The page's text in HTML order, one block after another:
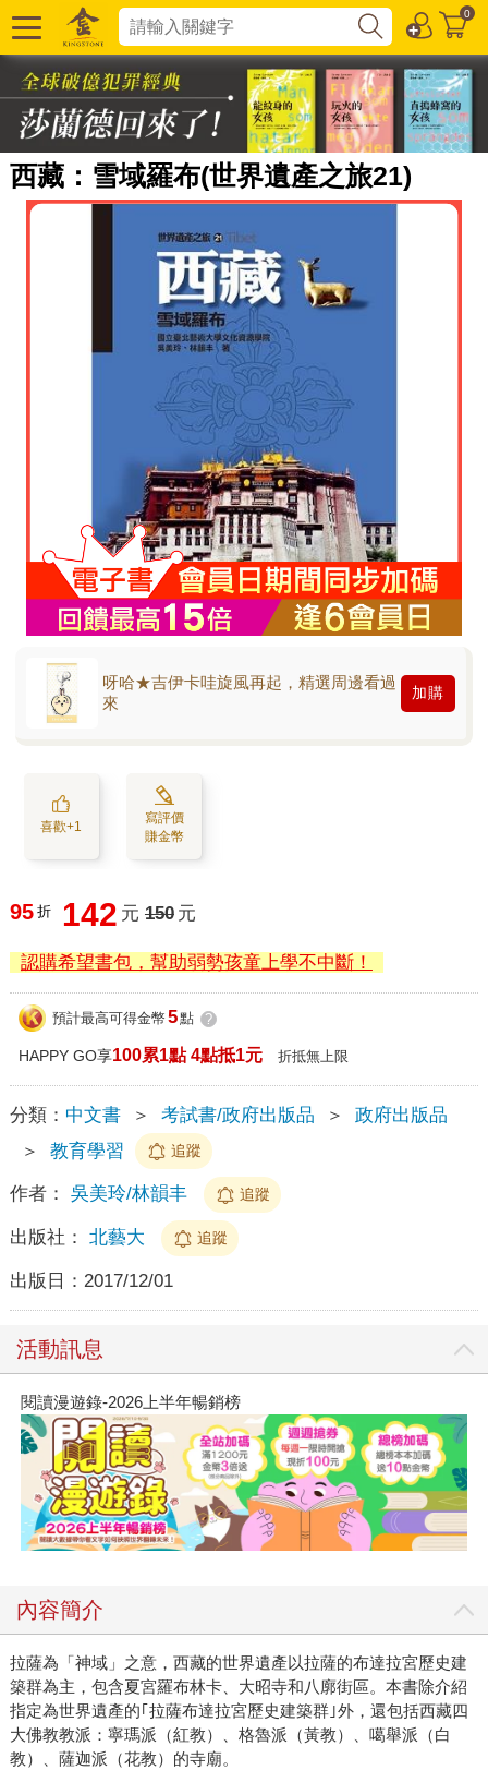
0
西藏：雪域羅布(世界遺產之旅21)
呀哈★吉伊卡哇旋風再起，精選周邊看過
來
加購
喜歡+1
寫評價
賺金幣
95 折 142 元 150 元
認購希望書包，幫助弱勢孩童上學不中斷！
預計最高可得金幣 5點 ?
HAPPY GO享100累1點 4點抵1元 折抵無上限
分類： 中文書 ＞ 考試書/政府出版品 ＞
政府出版品
＞
教育學習 追蹤
作者： 吳美玲/林韻丰 追蹤
出版社： 北藝大 追蹤
出版日： 2017/12/01
活動訊息
閱讀漫遊錄-2026上半年暢銷榜
內容簡介
拉薩為「神域」之意，西藏的世界遺產以拉薩的布達拉宮歷史建
築群為主，包含夏宮羅布林卡、大昭寺和八廓街區。本書除介紹
指定為世界遺產的｢拉薩布達拉宮歷史建築群｣外，還包括西藏四
大佛教教派：寧瑪派（紅教）、格魯派（黃教）、噶舉派（白
教）、薩迦派（花教）的寺廟。